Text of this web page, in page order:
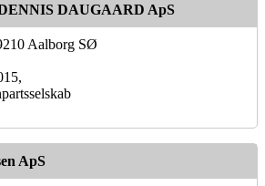
DAUGAARD ApS
Aalborg SØ
ApS